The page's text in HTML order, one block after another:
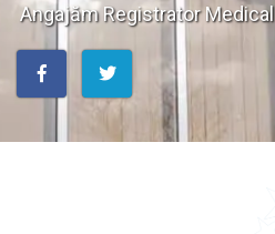
Angajăm Registrator Medical